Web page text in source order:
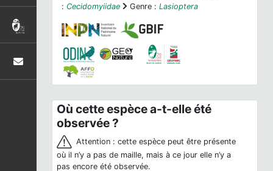
: Cecidomyiidae Genre : Lasioptera
Où cette espèce a-t-elle été
observée ?
Attention : cette espèce peut être présente
où il n’y a pas de maille, mais à ce jour elle n’y a
pas encore été observée.